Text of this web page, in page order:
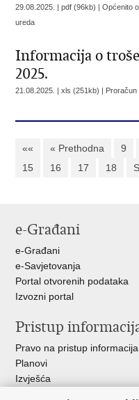
29.08.2025. | pdf (96kb) |Općenito
ureda
Informacija o
2025.
21.08.2025. | xls (251kb) | Proračun
«« « Prethodna 9
15
16 17 18
e-Građani
e-Građani
e-Savjetovanja
Portal otvorenih podataka
Izvozni portal
Pristup
Pravo na pristup
Planovi
Izvješća